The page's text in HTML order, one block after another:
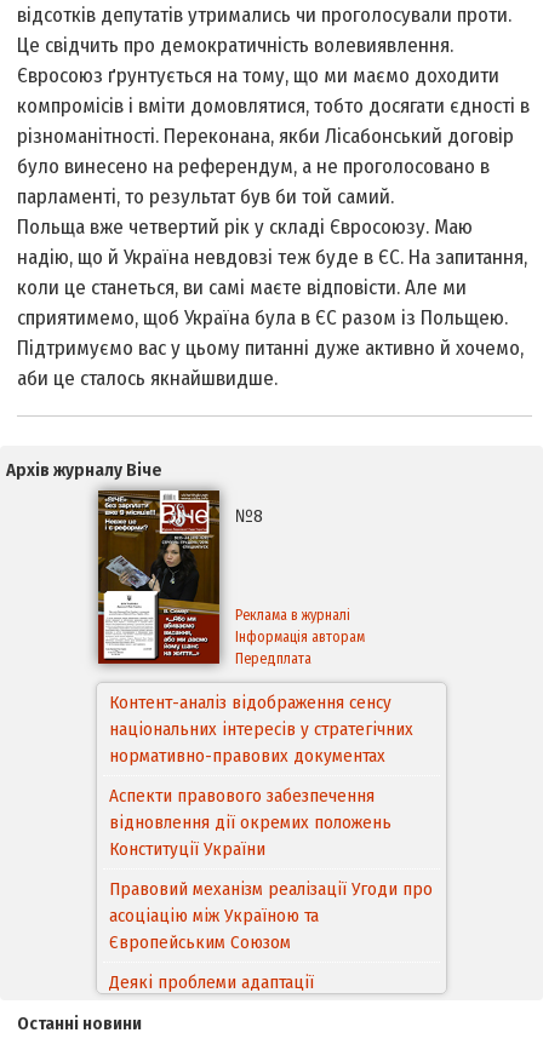
відсотків депутатів утримались чи проголосували проти.
Це свідчить про демократичність волевиявлення.
Євросоюз ґрунтується на тому, що ми маємо доходити
компромісів і вміти домовлятися, тобто досягати єдності в
різноманітності. Переконана, якби Лісабонський договір
було винесено на референдум, а не проголосовано в
парламенті, то результат був би той самий.
Польща вже четвертий рік у складі Євросоюзу. Маю
надію, що й Україна невдовзі теж буде в ЄС. На запитання,
коли це станеться, ви самі маєте відповісти. Але ми
сприятимемо, щоб Україна була в ЄС разом із Польщею.
Підтримуємо вас у цьому питанні дуже активно й хочемо,
аби це сталось якнайшвидше.
Архів журналу Віче
№8
Реклама в журналі
Інформація авторам
Передплата
Контент-аналіз відображення сенсу
національних інтересів у стратегічних
нормативно-правових документах
Аспекти правового забезпечення
відновлення дії окремих положень
Конституції України
Правовий механізм реалізації Угоди про
асоціацію між Україною та
Європейським Cоюзом
Деякі проблеми адаптації
походження товарів відповідно до
Останні новини